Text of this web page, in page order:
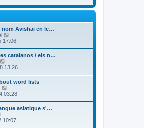
a
t
s
t
o
s
t
t
l
a
t
e
s
t
o
s
t
nom Avishai en le…
i
t
h
e
l
a
e
s
t
p
o
s
17:06
catalanos / els n…
i
t
h
e
l
a
e
13:26
word lists
i
t
h
e
03:28
asiatique s'…
10:07